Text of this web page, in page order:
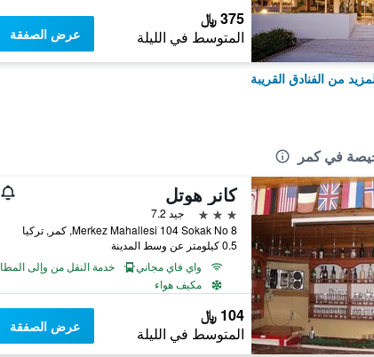
375 ﷼
المتوسط في الليلة عرض الصفقة
من الفنادق القريبة
في كمر
كانر هوتل
3 نجوم
جيد 7.2
Merkez Mahallesi 104 Sokak No 8, كمر, تركيا
0.5 كيلومتر عن وسط المدينة
واي فاي مجاني
خدمة النقل من وإلى المطار
مكيف هواء
104 ﷼
المتوسط في الليلة عرض الصفقة